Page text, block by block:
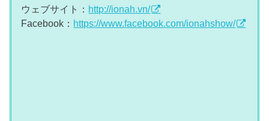
ウェブサイト： http://ionah.vn/
Facebook： https://www.facebook.com/ionahshow/